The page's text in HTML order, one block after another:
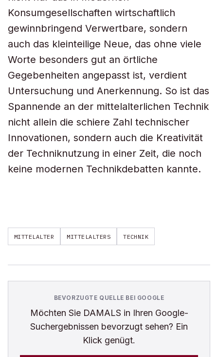
Konsumgesellschaften wirtschaftlich
gewinnbringend Verwertbare, sondern
auch das kleinteilige Neue, das ohne viele
Worte besonders gut an örtliche
Gegebenheiten angepasst ist, verdient
Untersuchung und Anerkennung. So ist das
Spannende an der mittelalterlichen Technik
nicht allein die schiere Zahl technischer
Innovationen, sondern auch die Kreativität
der Techniknutzung in einer Zeit, die noch
keine modernen Technikdebatten kannte.
MITTELALTER MITTELALTERS TECHNIK
BEVORZUGTE QUELLE BEI GOOGLE
Möchten Sie DAMALS in Ihren Google-
Suchergebnissen bevorzugt sehen? Ein
Klick genügt.